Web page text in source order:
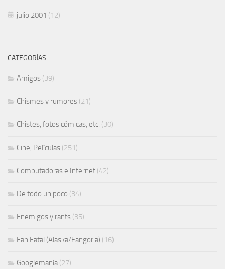
julio 2001 (12)
CATEGORÍAS
Amigos (39)
Chismes y rumores (21)
Chistes, fotos cómicas, etc. (30)
Cine, Películas (251)
Computadoras e Internet (42)
De todo un poco (34)
Enemigos y rants (35)
Fan Fatal (Alaska/Fangoria) (16)
Googlemanía(27)